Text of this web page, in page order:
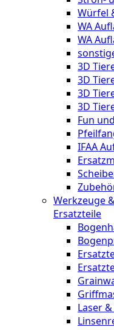
Würfel
WA
WA
3D
3D
3D
3D
Fun
IFAA
Werkzeuge
Ersatzteile
Laser